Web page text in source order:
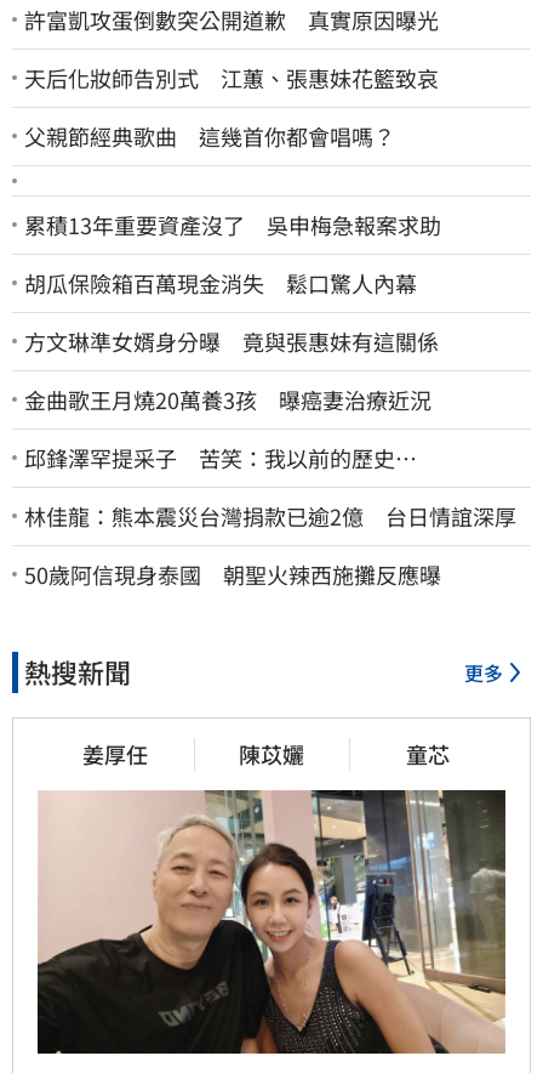
許富凱攻蛋倒數突公開道歉 真實原因曝光
天后化妝師告別式 江蕙、張惠妹花籃致哀
父親節經典歌曲 這幾首你都會唱嗎？
累積13年重要資產沒了 吳申梅急報案求助
胡瓜保險箱百萬現金消失 鬆口驚人內幕
方文琳準女婿身分曝 竟與張惠妹有這關係
金曲歌王月燒20萬養3孩 曝癌妻治療近況
邱鋒澤罕提采子 苦笑：我以前的歷史…
林佳龍：熊本震災台灣捐款已逾2億 台日情誼深厚
50歲阿信現身泰國 朝聖火辣西施攤反應曝
熱搜新聞 更多
姜厚任 陳苡孋 童芯